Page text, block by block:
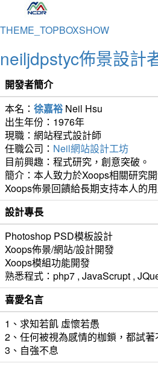
THEME_TOPBOXSHOW
neiljdpstyc佈景設計
開發者簡介
本名： 徐嘉裕 Neil Hsu
出生年份：1976年
現職：網站程式設計師
任職公司： Neil網站設計工坊
目前興趣：程式研究，創意突破。
簡介：本人致力於Xoops相關研究
Xoops佈景回饋給長期支持本人的
設計專長
Photoshop PSD模板設計
Xoops佈景/網站/設計開發
Xoops模組功能開發
熟悉程式：php7 , JavaScrupt ,
喜愛名言
1、求知若飢 虛懷若愚
2、任何被視為感情的枷鎖，都試
3、自強不息